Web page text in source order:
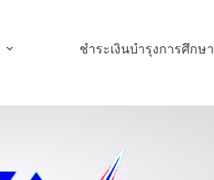
ชำระเงินบำรุงการศึกษา